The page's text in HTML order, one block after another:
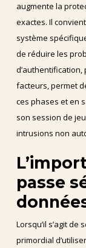
augmente la
exactes. Il
système
de réduire les
facteurs, permet
ces phases et en
son session de
intrusions non
passe
Lorsqu’il s’agit de
primordial